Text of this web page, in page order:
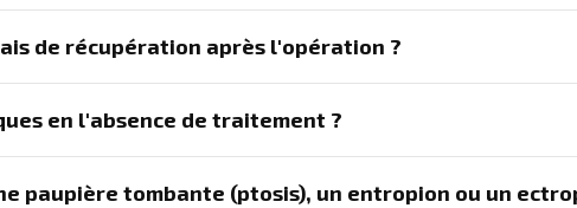
de récupération après l'opération ?
en l'absence de traitement ?
paupière tombante (ptosis), un entropion ou un